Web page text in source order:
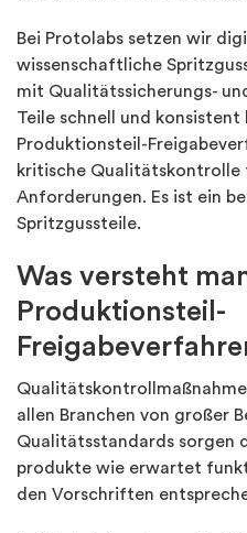
Bei Protolabs setzen wir
wissenschaftliche
mit Qualitätssicherungs-
Teile schnell und konsistent
Produktionsteil-
kritische Qualitätskontrolle
Anforderungen. Es ist ein
Spritzgussteile.
Was versteht
Produktionsteil-
allen Branchen von großer
Qualitätsstandards sorgen
produkte wie erwartet
den Vorschriften